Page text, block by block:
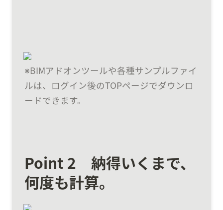
※BIMアドオンツールや各種サンプルファイ
ルは、ログイン後のTOPページでダウンロ
ードできます。
Point 2　納得いくまで、
何度も計算。